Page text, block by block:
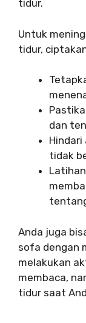
tidur.
Untuk
tidur,
dan
tidak
Anda juga
sofa dengan
melakukan
membaca,
tidur saat